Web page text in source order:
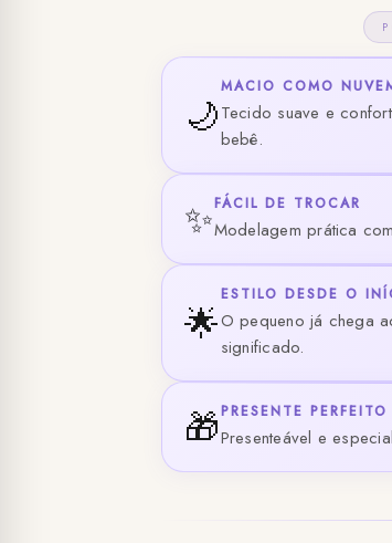
🌙
MACIO COMO
Tecido suave e
bebê.
✨FÁCIL DE TROCAR
Modelagem prática
🌟
ESTILO DESDE O
O pequeno já chega
significado.
🎁PRESENTE PERFEITO
Presenteável e